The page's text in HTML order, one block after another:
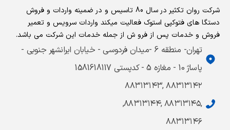
شرکت روان تکثیر در سال 80 تاسیس و در ضمینه واردات و فروش
دستگا های فتوکپی استوک فعالیت میکند واردات سرویس و تعمیر
فروش و خدمات پس از فرو ش از جمله خدمات این شرکت می باشد.
تهران- منطقه 6 -میدان فردوسی - خیابان ایرانشهر جنوبی -
پاساژ 10 - مغازه 5 - کدپستی 1581618117
۸۸۳۱۳۱۴۲ ,۸۸۳۱۳۱۴۳
,۸۸۳۱۳۱۴۵ ,۸۸۳۱۳۱۴۴,
۸۸۳۱۳۱۴۶